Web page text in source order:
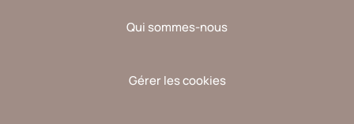
Qui sommes-nous
Gérer les cookies